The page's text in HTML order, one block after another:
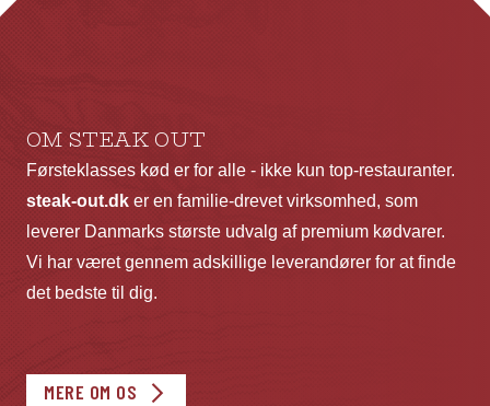
OM STEAK OUT
Førsteklasses kød er for alle - ikke kun top-restauranter.
steak-out.dk er en familie-drevet virksomhed, som
leverer Danmarks største udvalg af premium kødvarer.
Vi har været gennem adskillige leverandører for at finde
det bedste til dig.
MERE OM OS